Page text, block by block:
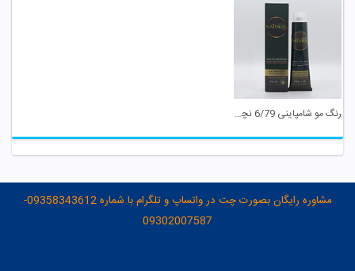
رنگ مو شامپاینی 6/79 نچرال اینیستینکس
مشاوره رایگان بصورت چت در واتساپ و تلگرام با شماره 09358343612-
09302007587